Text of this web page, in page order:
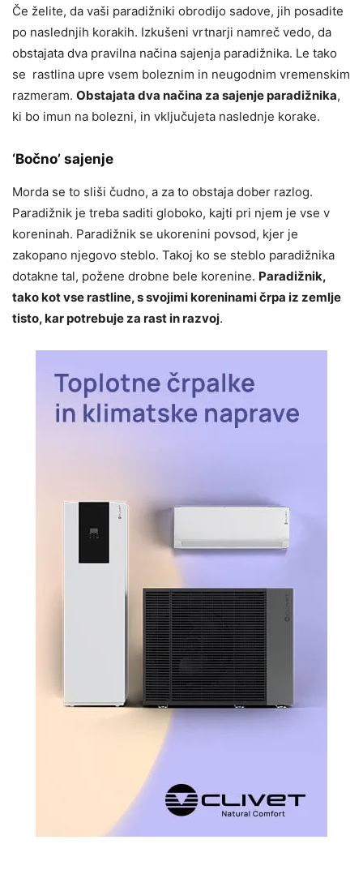
Če želite, da vaši paradižniki obrodijo sadove, jih posadite
po naslednjih korakih. Izkušeni vrtnarji namreč vedo, da
obstajata dva pravilna načina sajenja paradižnika. Le tako
se rastlina upre vsem boleznim in neugodnim vremenskim
razmeram. Obstajata dva načina za sajenje paradižnika,
ki bo imun na bolezni, in vključujeta naslednje korake.
‘Bočno’ sajenje
Morda se to sliši čudno, a za to obstaja dober razlog.
Paradižnik je treba saditi globoko, kajti pri njem je vse v
koreninah. Paradižnik se ukorenini povsod, kjer je
zakopano njegovo steblo. Takoj ko se steblo paradižnika
dotakne tal, požene drobne bele korenine. Paradižnik,
tako kot vse rastline, s svojimi koreninami črpa iz zemlje
tisto, kar potrebuje za rast in razvoj.